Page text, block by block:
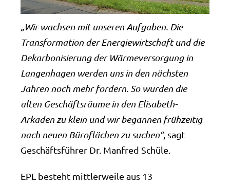
„Wir wachsen mit unseren Aufgaben. Die
Transformation der Energiewirtschaft und die
Dekarbonisierung der Wärmeversorgung in
Langenhagen werden uns in den nächsten
Jahren noch mehr fordern. So wurden die
alten Geschäftsräume in den Elisabeth-
Arkaden zu klein und wir begannen frühzeitig
nach neuen Büroflächen zu suchen“, sagt
Geschäftsführer Dr. Manfred Schüle.
EPL besteht mittlerweile aus 13